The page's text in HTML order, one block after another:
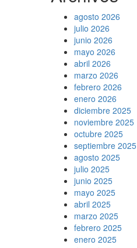
agosto 2026
julio 2026
junio 2026
mayo 2026
abril 2026
marzo 2026
febrero 2026
enero 2026
diciembre 2025
noviembre 2025
octubre 2025
septiembre 2025
agosto 2025
julio 2025
junio 2025
mayo 2025
abril 2025
marzo 2025
febrero 2025
enero 2025